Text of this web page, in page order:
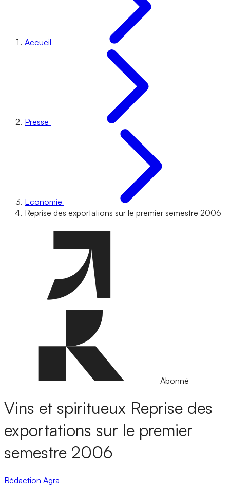
Accueil
Presse
Economie
Reprise des exportations sur le premier semestre 2006
Abonné
Vins et spiritueux Reprise des
exportations sur le premier
semestre 2006
Rédaction Agra